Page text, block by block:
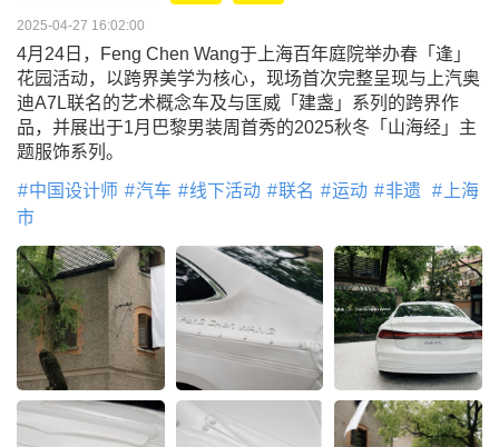
2025-04-27 16:02:00
4月24日，Feng Chen Wang于上海百年庭院举办春「逢」
花园活动，以跨界美学为核心，现场首次完整呈现与上汽奥
迪A7L联名的艺术概念车及与匡威「建盏」系列的跨界作
品，并展出于1月巴黎男装周首秀的2025秋冬「山海经」主
题服饰系列。
中国设计师 汽车 线下活动 联名 运动 非遗
上海
市